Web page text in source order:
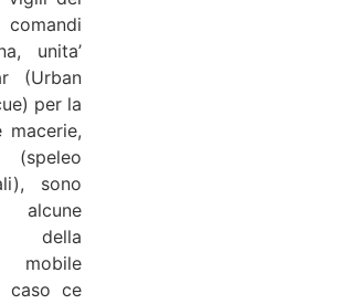
unita’
(Urban
per la
sono
della
caso ce